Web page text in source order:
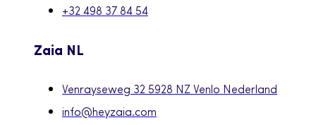
+32 498 37 84 54
Zaia NL
Venrayseweg 32 5928 NZ Venlo Nederland
info@heyzaia.com